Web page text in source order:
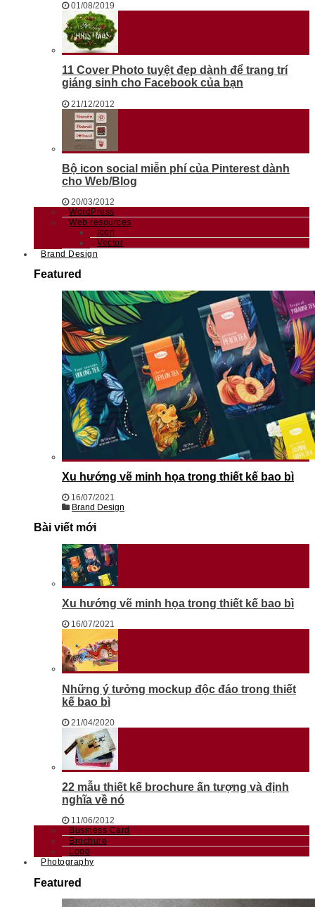
01/08/2019
11 Cover Photo tuyệt đẹp dành để trang trí
giáng sinh cho Facebook của bạn
21/12/2012
Bộ icon social miễn phí của Pinterest dành
cho Web/Blog
20/03/2012
WordPress
Web resources
Icon
Vector
Brand Design
Featured
Xu hướng vẽ minh họa trong thiết kế bao bì
16/07/2021
Brand Design
Bài viết mới
Xu hướng vẽ minh họa trong thiết kế bao bì
16/07/2021
Những ý tưởng mockup độc đáo trong thiết
kế bao bì
21/04/2020
22 mẫu thiết kế brochure ấn tượng và định
nghĩa về nó
11/06/2012
Business Card
Brochure
Logo
Photography
Featured